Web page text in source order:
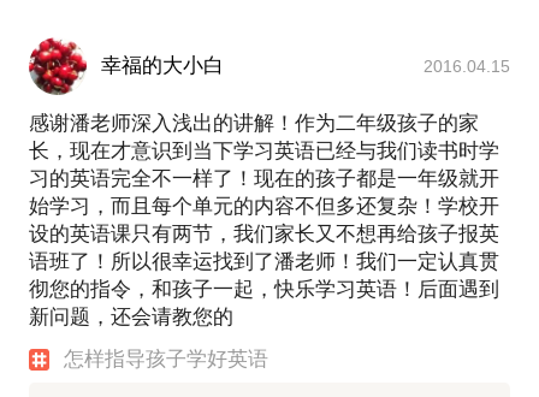
幸福的大小白 2016.04.15
感谢潘老师深入浅出的讲解！作为二年级孩子的家
长，现在才意识到当下学习英语已经与我们读书时学
习的英语完全不一样了！现在的孩子都是一年级就开
始学习，而且每个单元的内容不但多还复杂！学校开
设的英语课只有两节，我们家长又不想再给孩子报英
语班了！所以很幸运找到了潘老师！我们一定认真贯
彻您的指令，和孩子一起，快乐学习英语！后面遇到
新问题，还会请教您的
怎样指导孩子学好英语